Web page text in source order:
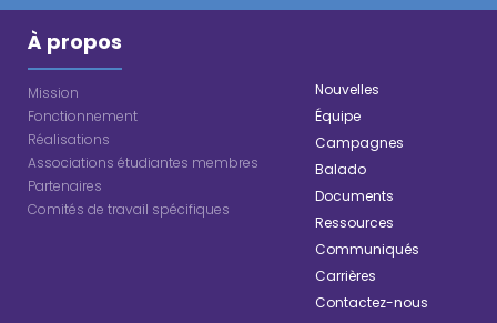
À propos
Mission
Fonctionnement
Réalisations
Associations étudiantes membres
Partenaires
Comités de travail spécifiques
Nouvelles
Équipe
Campagnes
Balado
Documents
Ressources
Communiqués
Carrières
Contactez-nous